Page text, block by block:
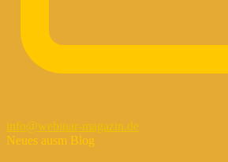
info@webinar-magazin.de
Neues ausm Blog